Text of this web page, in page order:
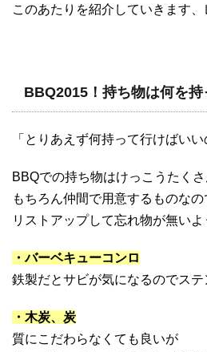
このあたりを紹介していきます、
BBQ2015！持ち物は何を持
「とりあえず何持って行けばいい
BBQでの持ち物はけっこうたくさ
もちろん仲間で用意するものなの
リストアップして忘れ物が無いよ
・バーベキューコンロ
鉄製だとサビが気になるのでステ
・木炭、炭
質にこだわらなくても良いが